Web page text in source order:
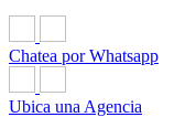
Chatea por Whatsapp
Ubica una Agencia